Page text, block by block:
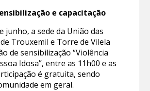
e capacitação
junho, a sede da União das
Trouxemil e Torre de Vilela
de sensibilização “Violência
Idosa”, entre as 11h00 e as
é gratuita, sendo
em geral.